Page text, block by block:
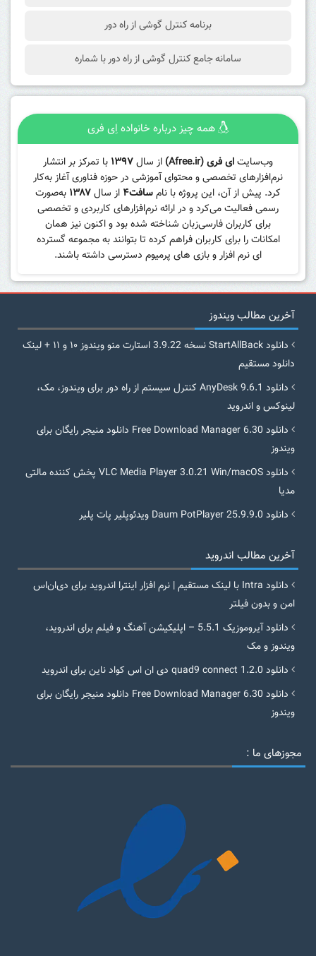
برنامه کنترل گوشی از راه دور
سامانه جامع کنترل گوشی از راه دور با شماره
همه چیز درباره خانواده اِی فری
وب‌سایتای فری (Afree.ir) از سال۱۳۹۷ با تمرکز بر انتشار
نرم‌افزارهای تخصصی و محتوای آموزشی در حوزه فناوری آغاز به‌کار
کرد. پیش از آن، این پروژه با نامسافت۴ از سال۱۳۸۷ به‌صورت
رسمی فعالیت می‌کرد و در ارائه نرم‌افزارهای کاربردی و تخصصی
برای کاربران فارسی‌زبان شناخته شده بود و اکنون نیز همان
امکانات را برای کاربران فراهم کرده تا بتوانند به مجموعه گسترده
ای نرم افزار و بازی های پرمیوم دسترسی داشته باشند.
آخرین مطالب ویندوز
دانلود StartAllBack نسخه 3.9.22 استارت منو ویندوز ۱۰ و ۱۱ + لینک
دانلود مستقیم
دانلود AnyDesk 9.6.1 کنترل سیستم از راه دور برای ویندوز، مک،
لینوکس و اندروید
دانلود Free Download Manager 6.30 دانلود منیجر رایگان برای
ویندوز
دانلود VLC Media Player 3.0.21 Win/macOS پخش کننده مالتی
مدیا
دانلود Daum PotPlayer 25.9.9.0 ویدئوپلیر پات پلیر
آخرین مطالب اندروید
دانلود Intra با لینک مستقیم | نرم افزار اینترا اندروید برای دی‌ان‌اس
امن و بدون فیلتر
دانلود آیروموزیک 5.5.1 – اپلیکیشن آهنگ و فیلم برای اندروید،
ویندوز و مک
دانلود quad9 connect 1.2.0 دی ان اس کواد ناین برای اندروید
دانلود Free Download Manager 6.30 دانلود منیجر رایگان برای
ویندوز
مجوزهای ما :